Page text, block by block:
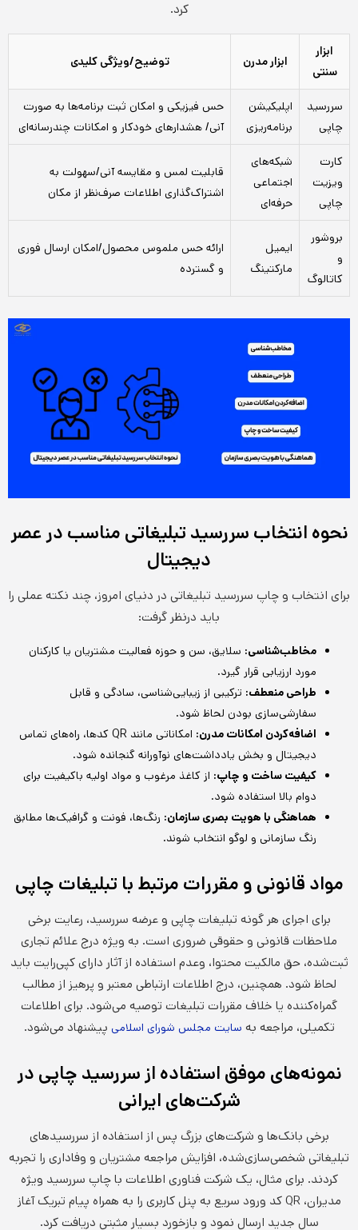
کرد.
ابزار
سنتی
ابزار مدرن توضیح/ویژگی کلیدی
سررسید
چاپی
اپلیکیشن
برنامه‌ریزی
حس فیزیکی و امکان ثبت برنامه‌ها به صورت
آنی/ هشدارهای خودکار و امکانات چندرسانه‌ای
کارت
ویزیت
چاپی
شبکه‌های
اجتماعی
حرفه‌ای
قابلیت لمس و مقایسه آنی/سهولت به
اشتراک‌گذاری اطلاعات صرف‌نظر از مکان
بروشور
و
کاتالوگ
ایمیل
مارکتینگ
ارائه حس ملموس محصول/امکان ارسال فوری
و گسترده
نحوه انتخاب سررسید تبلیغاتی مناسب در عصر
دیجیتال
برای انتخاب و چاپ سررسید تبلیغاتی در دنیای امروز، چند نکته عملی را
باید درنظر گرفت:
مخاطب‌شناسی: سلایق، سن و حوزه فعالیت مشتریان یا کارکنان
مورد ارزیابی قرار گیرد.
طراحی منعطف: ترکیبی از زیبایی‌شناسی، سادگی و قابل
سفارشی‌سازی بودن لحاظ شود.
اضافه‌کردن امکانات مدرن:
امکاناتی مانند QR کدها، راه‌های تماس
دیجیتال و بخش یادداشت‌های نوآورانه گنجانده شود.
کیفیت ساخت و چاپ: از کاغذ مرغوب و مواد اولیه باکیفیت برای
دوام بالا استفاده شود.
هماهنگی با هویت بصری سازمان: رنگ‌ها، فونت و گرافیک‌ها مطابق
رنگ سازمانی و لوگو انتخاب شوند.
مواد قانونی و مقررات مرتبط با تبلیغات چاپی
برای اجرای هر گونه تبلیغات چاپی و عرضه سررسید، رعایت برخی
ملاحظات قانونی و حقوقی ضروری است. به ویژه درج علائم تجاری
ثبت‌شده، حق مالکیت محتوا، وعدم استفاده از آثار دارای کپی‌رایت باید
لحاظ شود. همچنین، درج اطلاعات ارتباطی معتبر و پرهیز از مطالب
گمراه‌کننده یا خلاف مقررات تبلیغات توصیه می‌شود. برای اطلاعات
تکمیلی، مراجعه به سایت مجلس شورای اسلامی پیشنهاد می‌شود.
نمونه‌های موفق استفاده از سررسید چاپی در
شرکت‌های ایرانی
برخی بانک‌ها و شرکت‌های بزرگ پس از استفاده از سررسیدهای
تبلیغاتی شخصی‌سازی‌شده، افزایش مراجعه مشتریان و وفاداری را تجربه
کردند. برای مثال، یک شرکت فناوری اطلاعات با چاپ سررسید ویژه
مدیران، QR کد ورود سریع به پنل کاربری را به همراه پیام تبریک آغاز
سال جدید ارسال نمود و بازخورد بسیار مثبتی دریافت کرد.